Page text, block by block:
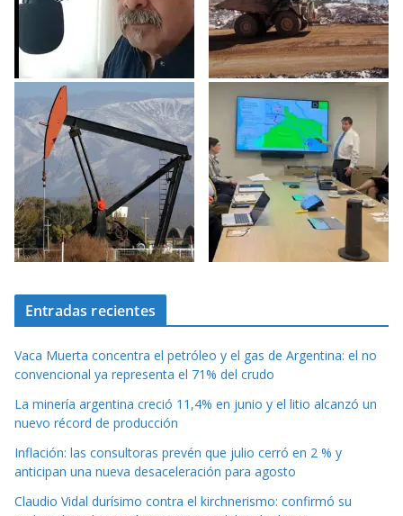
Entradas recientes
Vaca Muerta concentra el petróleo y el gas de Argentina: el no
convencional ya representa el 71% del crudo
La minería argentina creció 11,4% en junio y el litio alcanzó un
nuevo récord de producción
Inflación: las consultoras prevén que julio cerró en 2 % y
anticipan una nueva desaceleración para agosto
Claudio Vidal durísimo contra el kirchnerismo: confirmó su